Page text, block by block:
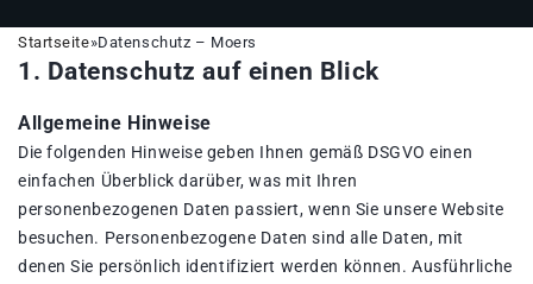
Startseite»Datenschutz – Moers
1. Datenschutz auf einen Blick
Allgemeine Hinweise
Die folgenden Hinweise geben Ihnen gemäß DSGVO einen
einfachen Überblick darüber, was mit Ihren
personenbezogenen Daten passiert, wenn Sie unsere Website
besuchen. Personenbezogene Daten sind alle Daten, mit
denen Sie persönlich identifiziert werden können. Ausführliche